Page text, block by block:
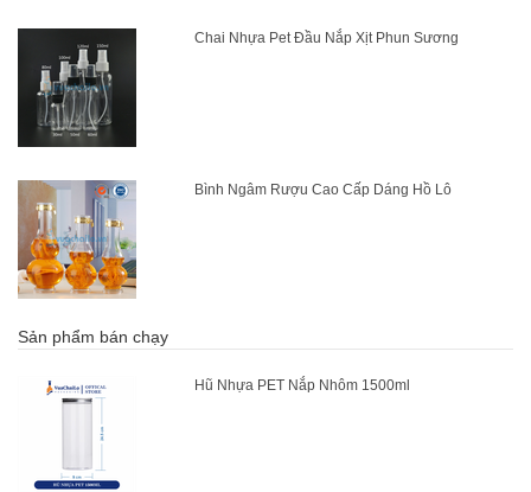
Chai Nhựa Pet Đầu Nắp Xịt Phun Sương
Bình Ngâm Rượu Cao Cấp Dáng Hồ Lô
Sản phẩm bán chạy
Hũ Nhựa PET Nắp Nhôm 1500ml